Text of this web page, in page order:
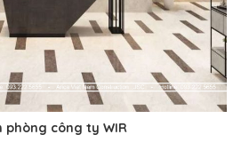
phòng công ty WIR